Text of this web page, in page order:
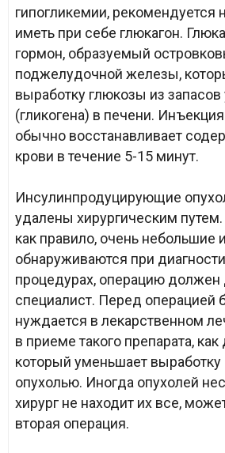
гипогликемии, рекомендуется
иметь при себе глюкагон.
гормон, образуемый
поджелудочной железы,
выработку глюкозы из запасов
(гликогена) в печени.
обычно восстанавливает
крови в течение 5-15 минут.
Инсулинпродуцирующие
удалены хирургическим
как правило, очень небольшие
обнаруживаются при
процедурах, операцию
специалист. Перед операцией
нуждается в лекарственном
в приеме такого препарата,
который уменьшает выработку
опухолью. Иногда опухолей
хирург не находит их все,
вторая операция.